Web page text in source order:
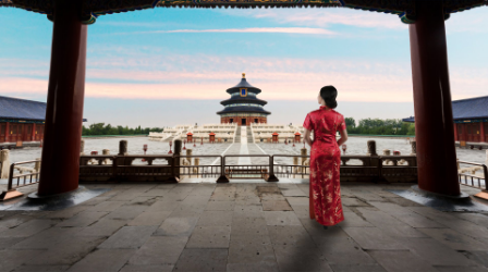
EUROPA
ASIA
ORIENTE
PROMOCIONES